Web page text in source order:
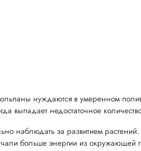
нуждаются в умеренном
выпадает недостаточное
наблюдать за развитием растений.
больше энергии из окружающей